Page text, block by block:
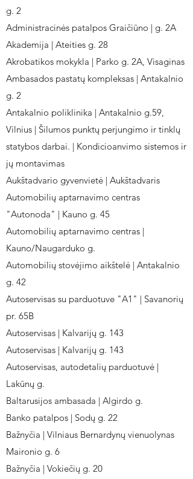
g. 2
Administracinės patalpos Graičiūno | g. 2A
Akademija | Ateities g. 28
Akrobatikos mokykla | Parko g. 2A, Visaginas
Ambasados pastatų kompleksas | Antakalnio
g. 2
Antakalnio poliklinika | Antakalnio g.59,
Vilnius | Šilumos punktų perjungimo ir tinklų
statybos darbai. | Kondicioanvimo sistemos ir
jų montavimas
Aukštadvario gyvenvietė | Aukštadvaris
Automobilių aptarnavimo centras
"Autonoda" | Kauno g. 45
Automobilių aptarnavimo centras |
Kauno/Naugarduko g.
Automobilių stovėjimo aikštelė | Antakalnio
g. 42
Autoservisas su parduotuve "A1" | Savanorių
pr. 65B
Autoservisas | Kalvarijų g. 143
Autoservisas | Kalvarijų g. 143
Autoservisas, autodetalių parduotuvė |
Lakūnų g.
Baltarusijos ambasada | Algirdo g.
Banko patalpos | Sodų g. 22
Bažnyčia | Vilniaus Bernardynų vienuolynas
Maironio g. 6
Bažnyčia | Vokiečių g. 20